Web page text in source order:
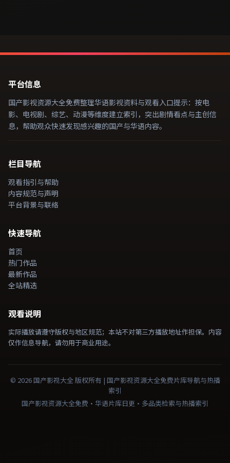
平台信息
国产影视资源大全免费整理华语影视资料与观看入口提示：按电
影、电视剧、综艺、动漫等维度建立索引，突出剧情看点与主创信
息，帮助观众快速发现感兴趣的国产与华语内容。
栏目导航
观看指引与帮助
内容规范与声明
平台背景与联络
快速导航
首页
热门作品
最新作品
全站精选
观看说明
实际播放请遵守版权与地区规范；本站不对第三方播放地址作担保。内容
仅作信息导航，请勿用于商业用途。
© 2026 国产影视大全版权所有 | 国产影视资源大全免费片库导航与热播
索引
国产影视资源大全免费·华语片库日更·多品类检索与热播索引